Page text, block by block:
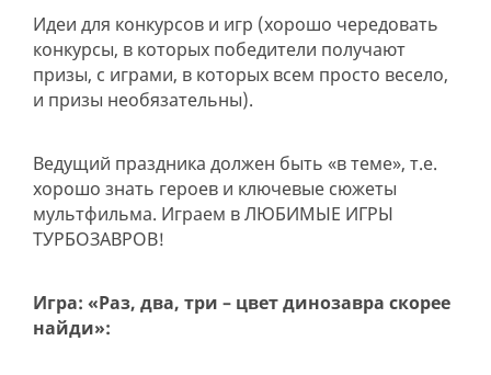
Идеи для конкурсов и игр (хорошо чередовать
конкурсы, в которых победители получают
призы, с играми, в которых всем просто весело,
и призы необязательны).
Ведущий праздника должен быть «в теме», т.е.
хорошо знать героев и ключевые сюжеты
мультфильма. Играем в ЛЮБИМЫЕ ИГРЫ
ТУРБОЗАВРОВ!
Игра: «Раз, два, три – цвет динозавра скорее
найди»: